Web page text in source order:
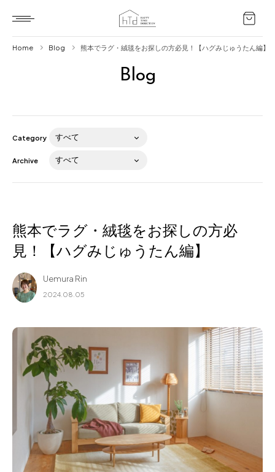
Blog
About us
for Business
Contact
Blog
Home Blog 熊本でラグ・絨毯をお探しの方必見！【ハグみじゅうたん編】
Category
Archive
熊本でラグ・絨毯をお探しの方必
見！【ハグみじゅうたん編】
Uemura Rin
2024.08.05